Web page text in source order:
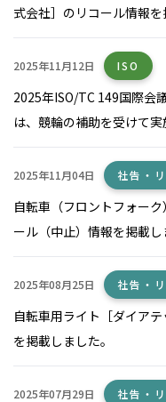
式会社］のリコール情報を
2025年11月12日 ISO
2025年ISO/TC 149国際
は、競輪の補助を受けて実
2025年11月04日 社告・
自転車（フロントフォー
ール（中止）情報を掲載し
2025年08月25日 社告・
自転車用ライト［ダイア
を掲載しました。
2025年07月29日 社告・